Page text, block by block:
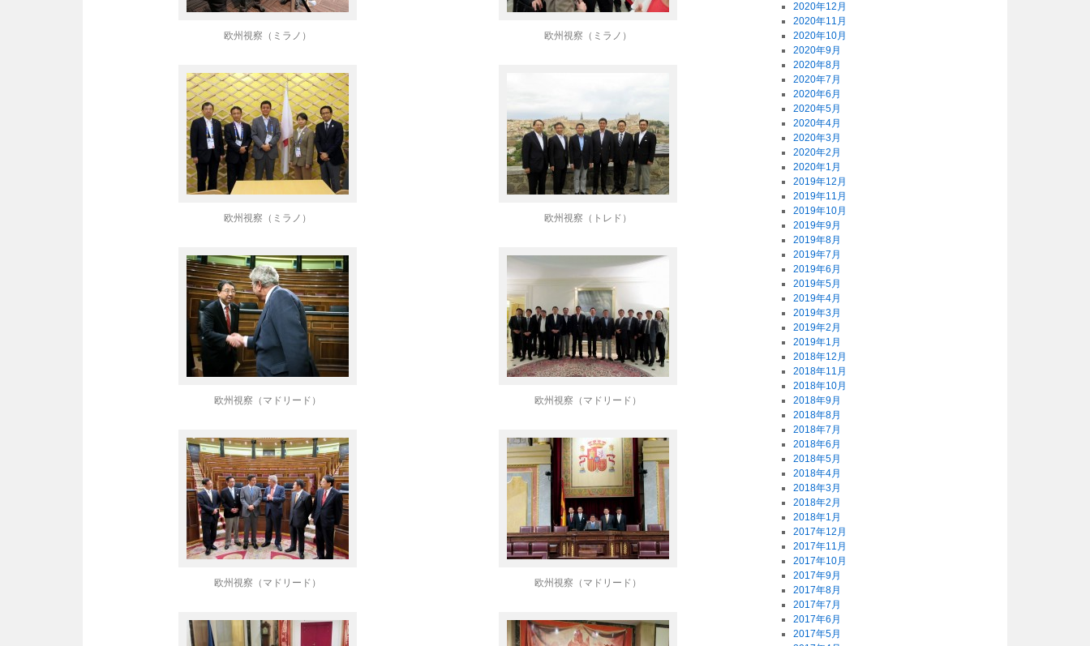
欧州視察（ミラノ） 欧州視察（ミラノ）
欧州視察（ミラノ） 欧州視察（トレド）
欧州視察（マドリード） 欧州視察（マドリード）
欧州視察（マドリード） 欧州視察（マドリード）
2020年12月
2020年11月
2020年10月
2020年9月
2020年8月
2020年7月
2020年6月
2020年5月
2020年4月
2020年3月
2020年2月
2020年1月
2019年12月
2019年11月
2019年10月
2019年9月
2019年8月
2019年7月
2019年6月
2019年5月
2019年4月
2019年3月
2019年2月
2019年1月
2018年12月
2018年11月
2018年10月
2018年9月
2018年8月
2018年7月
2018年6月
2018年5月
2018年4月
2018年3月
2018年2月
2018年1月
2017年12月
2017年11月
2017年10月
2017年9月
2017年8月
2017年7月
2017年6月
2017年5月